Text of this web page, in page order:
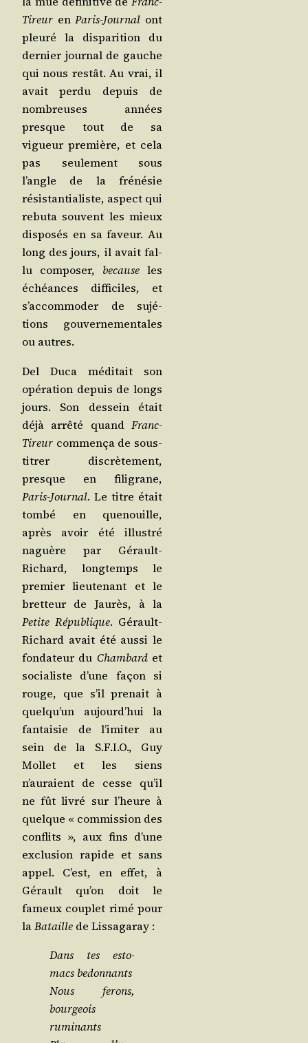
Tireur enParis-Jour­nal ont
pleu­ré la dis­pa­ri­tion du
der­nier jour­nal de gauche
qui nous res­tât. Au vrai, il
avait per­du depuis de
nom­breuses années
presque tout de sa
vigueur pre­mière, et cela
pas seule­ment sous
l’angle de la fré­né­sie
résis­tan­tia­liste, aspect qui
rebu­ta sou­vent les mieux
dis­po­sés en sa faveur. Au
long des jours, il avait fal­
lu com­po­ser, because les
échéances dif­fi­ciles, et
s’accommoder de sujé­
tions gou­ver­ne­men­tales
ou autres.
Del Duca médi­tait son
opé­ra­tion depuis de longs
jours. Son des­sein était
déjà arrê­té quand Franc-
Tireur com­men­ça de sous-
titrer dis­crè­te­ment,
presque en fili­grane,
Paris-Jour­nal. Le titre était
tom­bé en que­nouille,
après avoir été illus­tré
naguère par Gérault-
Richard, long­temps le
pre­mier lieu­te­nant et le
bret­teur de Jau­rès, à la
Petite Répu­blique. Gérault-
Richard avait été aus­si le
fon­da­teur du Cham­bardet
socia­liste d’une façon si
rouge, que s’il pre­nait à
quelqu’un aujourd’hui la
fan­tai­sie de l’imiter au
sein de la S.F.I.O., Guy
Mol­let et les siens
n’auraient de cesse qu’il
ne fût livré sur l’heure à
quelque « com­mis­sion des
conflits », aux fins d’une
exclu­sion rapide et sans
appel. C’est, en effet, à
Gérault qu’on doit le
fameux cou­plet rimé pour
laBataille de Lissagaray :
Dans tes esto­
macs bedonnants
Nous ferons,
bour­geois
ruminants